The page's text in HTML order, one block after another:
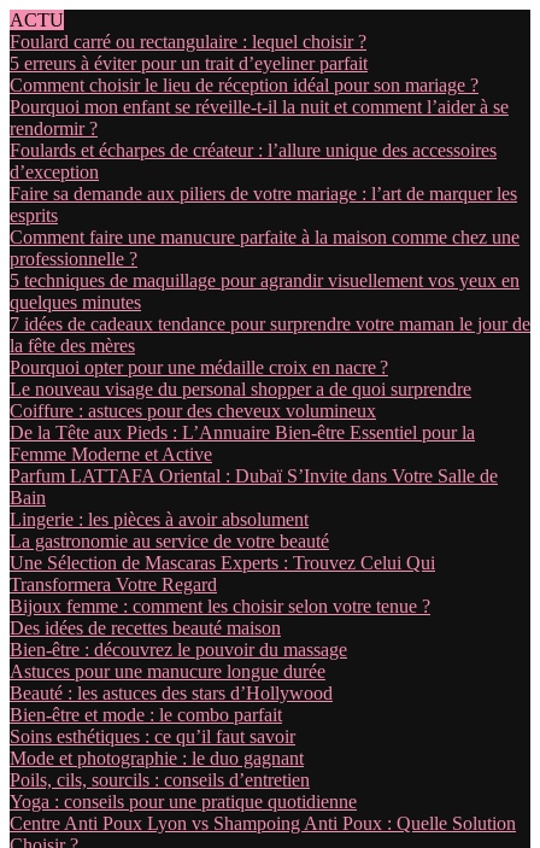
ACTU
Foulard carré ou rectangulaire : lequel choisir ?
5 erreurs à éviter pour un trait d’eyeliner parfait
Comment choisir le lieu de réception idéal pour son mariage ?
Pourquoi mon enfant se réveille-t-il la nuit et comment l’aider à se
rendormir ?
Foulards et écharpes de créateur : l’allure unique des accessoires
d’exception
Faire sa demande aux piliers de votre mariage : l’art de marquer les
esprits
Comment faire une manucure parfaite à la maison comme chez une
professionnelle ?
5 techniques de maquillage pour agrandir visuellement vos yeux en
quelques minutes
7 idées de cadeaux tendance pour surprendre votre maman le jour de
la fête des mères
Pourquoi opter pour une médaille croix en nacre ?
Le nouveau visage du personal shopper a de quoi surprendre
Coiffure : astuces pour des cheveux volumineux
De la Tête aux Pieds : L’Annuaire Bien-être Essentiel pour la
Femme Moderne et Active
Parfum LATTAFA Oriental : Dubaï S’Invite dans Votre Salle de
Bain
Lingerie : les pièces à avoir absolument
La gastronomie au service de votre beauté
Une Sélection de Mascaras Experts : Trouvez Celui Qui
Transformera Votre Regard
Bijoux femme : comment les choisir selon votre tenue ?
Des idées de recettes beauté maison
Bien-être : découvrez le pouvoir du massage
Astuces pour une manucure longue durée
Beauté : les astuces des stars d’Hollywood
Bien-être et mode : le combo parfait
Soins esthétiques : ce qu’il faut savoir
Mode et photographie : le duo gagnant
Poils, cils, sourcils : conseils d’entretien
Yoga : conseils pour une pratique quotidienne
Centre Anti Poux Lyon vs Shampoing Anti Poux : Quelle Solution